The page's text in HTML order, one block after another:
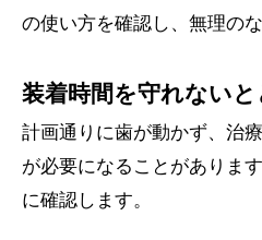
の使い方を確認し、無理の
装着時間を守れない
計画通りに歯が動かず、治
が必要になることがありま
に確認します。